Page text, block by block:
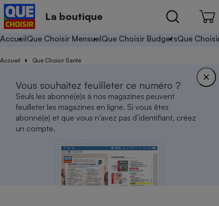
La boutique
AccueilQue Choisir MensuelQue Choisir BudgetsQue
Accueil Que Choisir Santé
Vous souhaitez feuilleter ce numéro ?
Seuls les abonné(e)s à nos magazines peuvent
feuilleter les magazines en ligne. Si vous êtes
abonné(e) et que vous n’avez pas d’identifiant, créez
un compte.